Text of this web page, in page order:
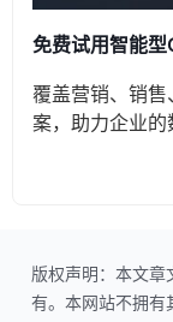
免费试用智能型
覆盖营销、销
案，助力企业的
版权声明：本文章
有。本网站不拥有